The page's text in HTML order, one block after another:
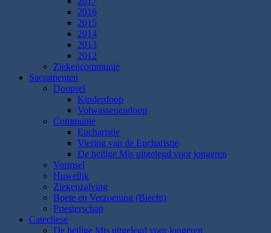
2016
2015
2014
2013
2012
Ziekencommunie
Sacramenten
Doopsel
Kinderdoop
Volwassenendoop
Communie
Eucharistie
Viering van de Eucharistie
De heilige Mis uitgelegd voor jongeren
Vormsel
Huwelijk
Ziekenzalving
Boete en Verzoening (Biecht)
Priesterschap
Catechese
De heilige Mis uitgelegd voor jongeren